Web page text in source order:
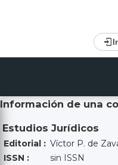
Información de una
Estudios Jurídicos
Editorial : Víctor P. de
ISSN :
sin ISSN